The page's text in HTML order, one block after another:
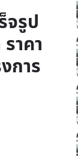
จรูป
าคา
การ